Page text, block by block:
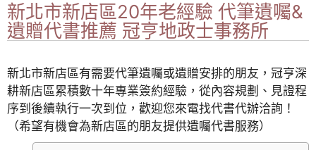
新北市新店區20年老經驗 代筆遺囑&
遺贈代書推薦 冠亨地政士事務所
新北市新店區有需要代筆遺囑或遺贈安排的朋友，冠亨深
耕新店區累積數十年專業簽約經驗，從內容規劃、見證程
序到後續執行一次到位，歡迎您來電找代書代辦洽詢！
（希望有機會為新店區的朋友提供遺囑代書服務）